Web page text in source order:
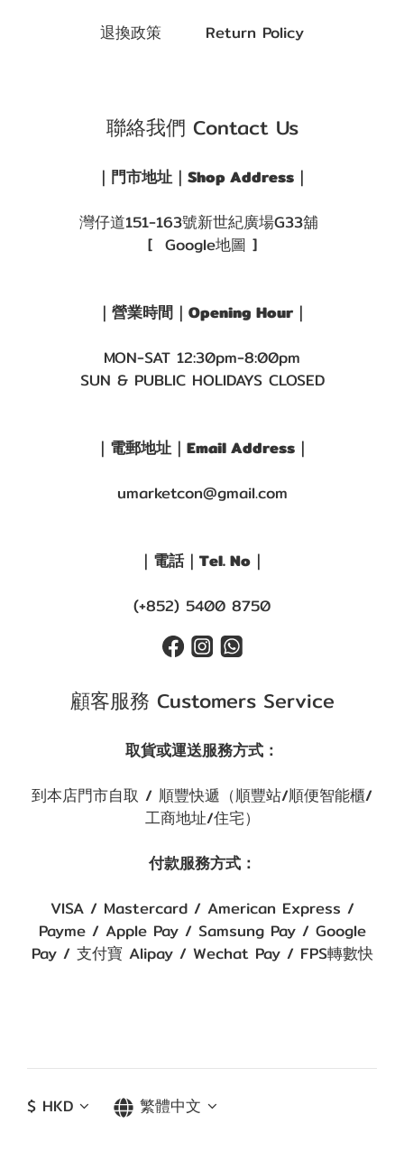
退換政策 Return Policy
聯絡我們 Contact Us
｜門市地址｜Shop Address｜
灣仔道151-163號新世紀廣場G33舖
[ Google地圖 ]
｜營業時間｜Opening Hour｜
MON-SAT 12:30pm-8:00pm
SUN & PUBLIC HOLIDAYS CLOSED
｜電郵地址｜Email Address｜
umarketcon@gmail.com
｜電話｜Tel. No｜
(+852) 5400 8750
顧客服務 Customers Service
取貨或運送服務方式：
到本店門市自取 / 順豐快遞（順豐站/順便智能櫃/
工商地址/住宅）
付款服務方式：
VISA / Mastercard / American Express /
Payme / Apple Pay / Samsung Pay / Google
Pay / 支付寶 Alipay / Wechat Pay / FPS轉數快
$ HKD 繁體中文